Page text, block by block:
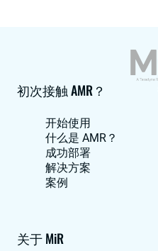
初次接触 AMR？
开始使用
什么是 AMR？
成功部署
解决方案
案例
关于 MiR